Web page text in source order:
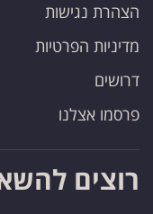
הצהרת נגישות
מדיניות הפרטיות
דרושים
פרסמו אצלנו
רוצים